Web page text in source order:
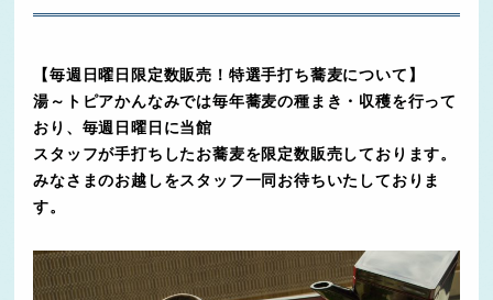
【毎週日曜日限定数販売！特選手打ち蕎麦について】
湯～トピアかんなみでは毎年蕎麦の種まき・収穫を行って
おり、毎週日曜日に当館
スタッフが手打ちしたお蕎麦を限定数販売しております。
みなさまのお越しをスタッフ一同お待ちいたしておりま
す。